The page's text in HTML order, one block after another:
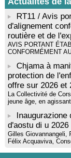
RT11 / Avis
d'alignement
routière et de
AVIS PORTANT
CONFORMÉMENT
Chjama à
protection de
offre sur 2026 et
La Collectivité de
jeune âge, en
d'aostu di u 2026
Gilles Giovannangeli,
Félix Acquaviva,